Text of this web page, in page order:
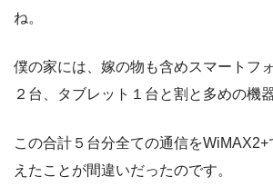
ね。
僕の家には、嫁の物も含めスマートフ
２台、タブレット１台と割と多めの機
この合計５台分全ての通信を
えたことが間違いだったのです。